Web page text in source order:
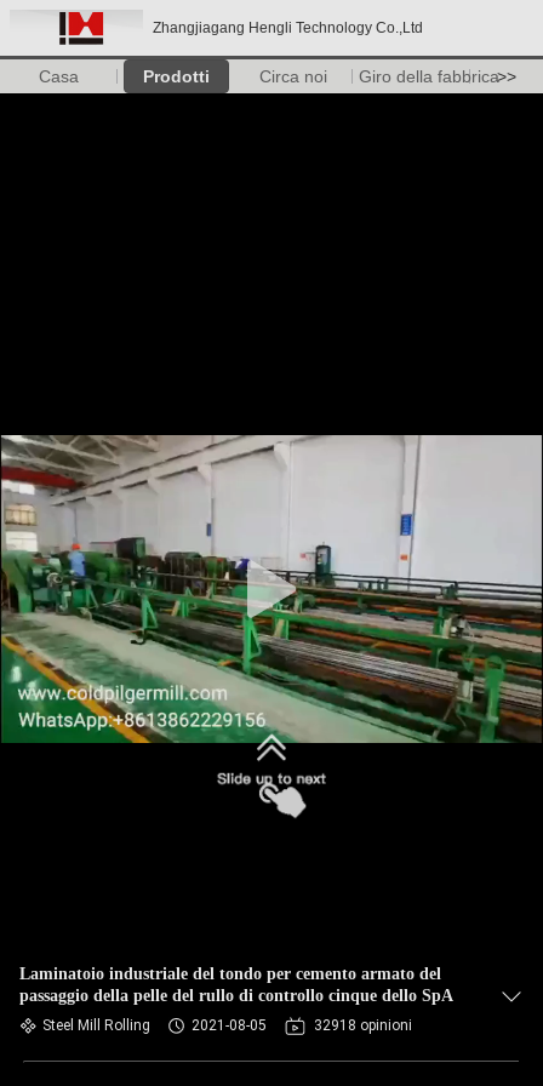
Zhangjiagang Hengli Technology Co.,Ltd
Casa Prodotti Circa noi Giro della fabbrica>>
Laminatoio industriale del tondo per cemento armato del
passaggio della pelle del rullo di controllo cinque dello SpA
Steel Mill Rolling 2021-08-05 32918 opinioni